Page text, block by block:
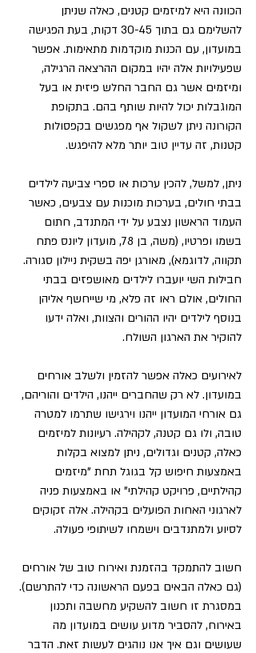
הכוונה היא למיזמים קטנים, כאלה שניתן
להשלימם גם בתוך 30-45 דקות, בעת הפגישה
במועדון, עם הכנות מוקדמות מתאימות. אפשר
שפעילויות אלה יהיו במקום ההרצאה הרגילה,
ומיזמים אשר גם החבר החלש פיזית או בעל
המוגבלות יכול להיות שותף בהם. בתקופת
הקורונה ניתן לשקול אף מפגשים בקפסולות
קטנות, זה עדיין טוב יותר מלא להיפגש.
ניתן, למשל, להכין ערכות או ספרי צביעה לילדים
בבתי חולים, בערכות מוכנות עם צבעים, כאשר
העמוד הראשון נצבע על ידי המתנדב, חתום
בשמו ופרטיו, (משה, בן 78, מועדון ליונס פתח
תקווה, לדוגמא), מאורגן יפה בשקית ניילון סגורה.
חבילות השי יועברו לילדים מאושפזים בבתי
החולים, אולם ראו זה פלא, מי שייחשף אליהן
בנוסף לילדים יהיו ההורים והצוות, ואלה ידעו
להוקיר את הארגון השולח.
לאירועים כאלה אפשר להזמין ולשלב אורחים
במועדון. לא רק שהחברים ייהנו, הילדים והוריהם,
גם אורחי המועדון ייהנו וירגישו שתרמו למטרה
טובה, ולו גם קטנה, לקהילה. רעיונות למיזמים
כאלה, קטנים וגדולים, ניתן למצוא בקלות
באמצעות חיפוש קל בגוגל תחת "מיזמים
קהילתיים, פרויקט קהילתי" או באמצעות פניה
לארגוני האחות הפועלים בקהילה. אלה זקוקים
לסיוע ולמתנדבים וישמחו לשיתופי פעולה.
חשוב להתמקד בהזמנת ואירוח טוב של אורחים
(גם כאלה הבאים בפעם הראשונה כדי להתרשם).
במסגרת זו חשוב להשקיע מחשבה ותכנון
באירוח, להסביר מדוע עושים במועדון מה
שעושים וגם איך אנו נוהגים לעשות זאת. הדבר